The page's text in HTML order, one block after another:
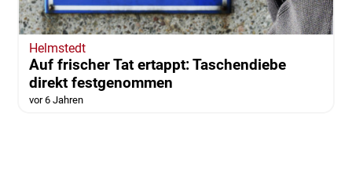
Helmstedt
Auf frischer Tat ertappt: Taschendiebe
direkt festgenommen
vor 6 Jahren